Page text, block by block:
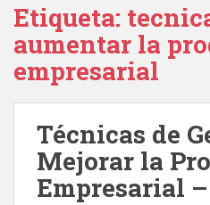
Etiqueta:
aumentar la
empresarial
Técnicas de
Mejorar la
Empresarial –